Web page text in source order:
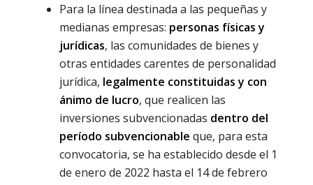
Para la línea destinada a las pequeñas y
medianas empresas: personas físicas y
jurídicas, las comunidades de bienes y
otras entidades carentes de personalidad
jurídica, legalmente constituidas y con
ánimo de lucro, que realicen las
inversiones subvencionadas dentro del
período subvencionable que, para esta
convocatoria, se ha establecido desde el 1
de enero de 2022 hasta el 14 de febrero